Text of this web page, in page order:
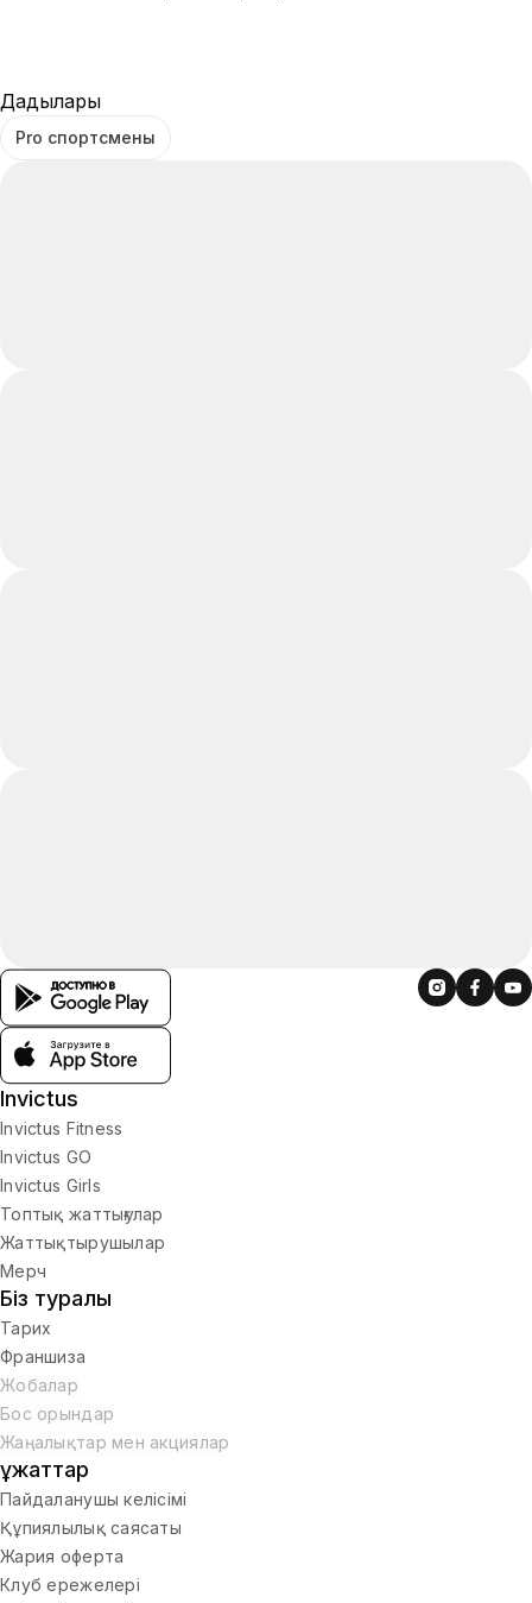
Дағдылары
Pro спортсмены
Invictus
Invictus Fitness
Invictus GO
Invictus Girls
Топтық жаттығулар
Жаттықтырушылар
Мерч
Біз туралы
Тарих
Франшиза
Жобалар
Бос орындар
Жаңалықтар мен акциялар
Құжаттар
Пайдаланушы келісімі
Құпиялылық саясаты
Жария оферта
Клуб ережелері